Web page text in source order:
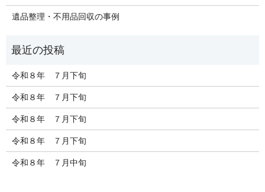
遺品整理・不用品回収の事例
令和８年 ７月下旬
令和８年 ７月下旬
令和８年 ７月下旬
令和８年 ７月下旬
令和８年 ７月中旬